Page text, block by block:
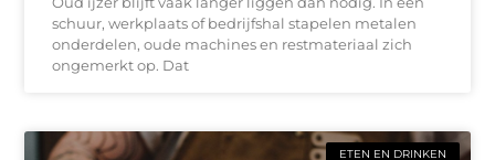
schuur, werkplaats of bedrijfshal stapelen metalen
onderdelen, oude machines en restmateriaal zich
ongemerkt op. Dat
ETEN EN DRINKEN